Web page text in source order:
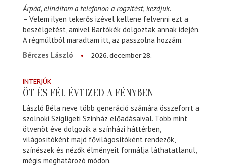
Árpád, elindítom a telefonon a rögzítést, kezdjük.
– Velem ilyen tekerős izével kellene felvenni ezt a
beszélgetést, amivel Bartókék dolgoztak annak idején.
A régmúltból maradtam itt, az passzolna hozzám.
Bérczes László
2026. december 28.
INTERJÚK
ÖT ÉS FÉL ÉVTIZED A FÉNYBEN
László Béla neve több generáció számára összeforrt a
szolnoki Szigligeti Színház előadásaival. Több mint
ötvenöt éve dolgozik a színházi háttérben,
világosítóként majd fővilágosítóként rendezők,
színészek és nézők élményeit formálja láthatatlanul,
mégis meghatározó módon.